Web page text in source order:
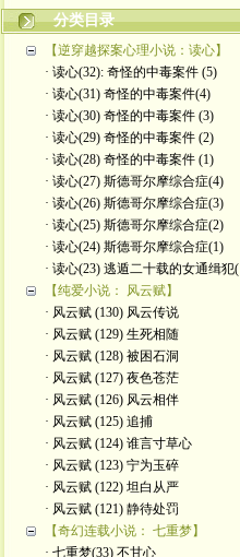
分类目录
【逆穿越探案心理小说：读心】
· 读心(32): 奇怪的中毒案件 (5)
· 读心(31) 奇怪的中毒案件(4)
· 读心(30) 奇怪的中毒案件 (3)
· 读心(29) 奇怪的中毒案件 (2)
· 读心(28) 奇怪的中毒案件 (1)
· 读心(27) 斯德哥尔摩综合症(4)
· 读心(26) 斯德哥尔摩综合症(3)
· 读心(25) 斯德哥尔摩综合症(2)
· 读心(24) 斯德哥尔摩综合症(1)
· 读心(23) 逃遁二十载的女通缉犯(
【纯爱小说： 风云赋】
· 风云赋 (130) 风云传说
· 风云赋 (129) 生死相随
· 风云赋 (128) 被困石洞
· 风云赋 (127) 夜色苍茫
· 风云赋 (126) 风云相伴
· 风云赋 (125) 追捕
· 风云赋 (124) 谁言寸草心
· 风云赋 (123) 宁为玉碎
· 风云赋 (122) 坦白从严
· 风云赋 (121) 静待处罚
【奇幻连载小说： 七重梦】
· 七重梦(33) 不甘心